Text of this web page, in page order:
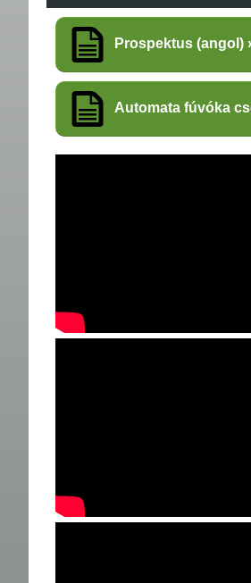
Prospektus (angol)
Automata fúvóka